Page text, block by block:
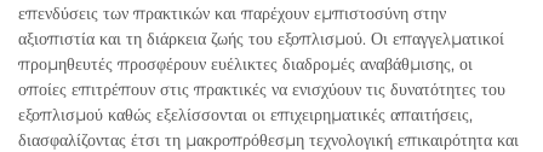
επενδύσεις των πρακτικών και παρέχουν εμπιστοσύνη στην
αξιοπιστία και τη διάρκεια ζωής του εξοπλισμού. Οι επαγγελματικοί
προμηθευτές προσφέρουν ευέλικτες διαδρομές αναβάθμισης, οι
οποίες επιτρέπουν στις πρακτικές να ενισχύουν τις δυνατότητες του
εξοπλισμού καθώς εξελίσσονται οι επιχειρηματικές απαιτήσεις,
διασφαλίζοντας έτσι τη μακροπρόθεσμη τεχνολογική επικαιρότητα και